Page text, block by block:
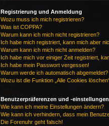
Registrierung und Anmeldung
Wozu muss ich mich registrieren?
Was ist COPPA?
Warum kann ich mich nicht registrieren?
Ich habe mich registriert, kann mich aber
Warum kann ich mich nicht anmelden?
Ich habe mich vor einiger Zeit registriert,
Ich habe mein Passwort vergessen!
Warum werde ich automatisch abgemeldet?
Wozu ist die Funktion „Alle Cookies
Benutzerpräferenzen und -einstellungen
Wie kann ich meine Einstellungen ändern?
Wie kann ich verhindern, dass mein
Die Forenuhr geht falsch!